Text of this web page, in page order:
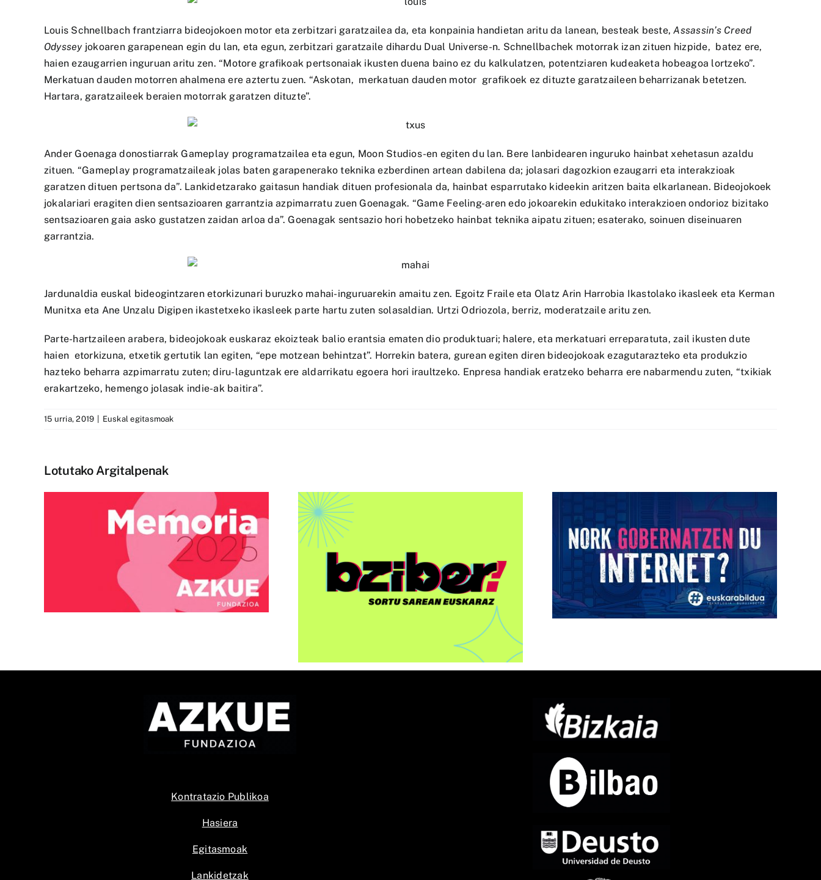
Louis Schnellbach frantziarra bideojokoen motor eta zerbitzari garatzailea da, eta konpainia handietan aritu da lanean, besteak beste,Assassin’s Creed
Odyssey jokoaren garapenean egin du lan, eta egun, zerbitzari garatzaile dihardu Dual Universe-n. Schnellbachek motorrak izan zituen hizpide, batez ere,
haien ezaugarrien inguruan aritu zen. “Motore grafikoak pertsonaiak ikusten duena baino ez du kalkulatzen, potentziaren kudeaketa hobeagoa lortzeko”.
Merkatuan dauden motorren ahalmena ere aztertu zuen. “Askotan, merkatuan dauden motor grafikoek ez dituzte garatzaileen beharrizanak betetzen.
Hartara, garatzaileek beraien motorrak garatzen dituzte”.
Ander Goenaga donostiarrak Gameplay programatzailea eta egun, Moon Studios-en egiten du lan. Bere lanbidearen inguruko hainbat xehetasun azaldu
zituen. “Gameplay programatzaileak jolas baten garapenerako teknika ezberdinen artean dabilena da; jolasari dagozkion ezaugarri eta interakzioak
garatzen dituen pertsona da”. Lankidetzarako gaitasun handiak dituen profesionala da, hainbat esparrutako kideekin aritzen baita elkarlanean. Bideojokoek
jokalariari eragiten dien sentsazioaren garrantzia azpimarratu zuen Goenagak. “Game Feeling-aren edo jokoarekin edukitako interakzioen ondorioz bizitako
sentsazioaren gaia asko gustatzen zaidan arloa da”. Goenagak sentsazio hori hobetzeko hainbat teknika aipatu zituen; esaterako, soinuen diseinuaren
garrantzia.
Jardunaldia euskal bideogintzaren etorkizunari buruzko mahai-inguruarekin amaitu zen. Egoitz Fraile eta Olatz Arin Harrobia Ikastolako ikasleek eta Kerman
Munitxa eta Ane Unzalu Digipen ikastetxeko ikasleek parte hartu zuten solasaldian. Urtzi Odriozola, berriz, moderatzaile aritu zen.
Parte-hartzaileen arabera, bideojokoak euskaraz ekoizteak balio erantsia ematen dio produktuari; halere, eta merkatuari erreparatuta, zail ikusten dute
haien etorkizuna, etxetik gertutik lan egiten, “epe motzean behintzat”. Horrekin batera, gurean egiten diren bideojokoak ezagutarazteko eta produkzio
hazteko beharra azpimarratu zuten; diru-laguntzak ere aldarrikatu egoera hori iraultzeko. Enpresa handiak eratzeko beharra ere nabarmendu zuten, “txikiak
erakartzeko, hemengo jolasak indie-ak baitira”.
15 urria, 2019 Euskal egitasmoak
Lotutako Argitalpenak
Abian da Bziber lehiaketaren
9. edizioa, euskarazko
eduki-sorkuntza sustatzeko
eta euskal komunitateez
arituko dira Euskarabilduan
Kontratazio Publikoa
Hasiera
Egitasmoak
Lankidetzak